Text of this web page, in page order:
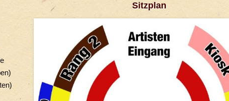
Sitzplan